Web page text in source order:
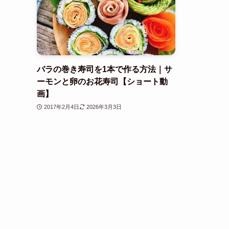
バラの巻き寿司を1本で作る方法｜サ
ーモンと卵のお花寿司【ショート動
画】
2017年2月4日 2026年3月3日